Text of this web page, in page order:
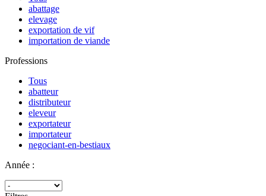
abattage
elevage
exportation de vif
importation de viande
Professions
Tous
abatteur
distributeur
eleveur
exportateur
importateur
negociant-en-bestiaux
Année :